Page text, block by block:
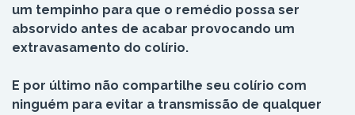
um tempinho para que o remédio possa ser
absorvido antes de acabar provocando um
extravasamento do colírio.
E por último não compartilhe seu colírio com
ninguém para evitar a transmissão de qualquer